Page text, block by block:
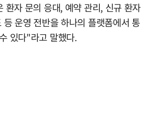
환자 문의 응대, 예약 관리, 신규 환자
등 운영 전반을 하나의 플랫폼에서 통
있다"라고 말했다.